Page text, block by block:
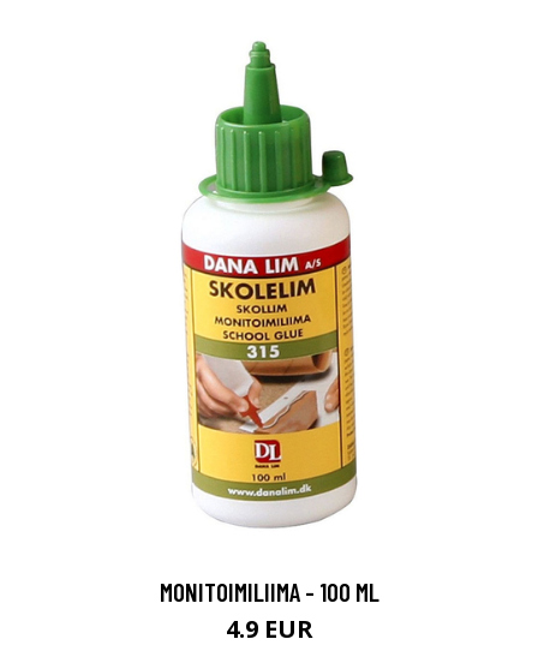
MONITOIMILIIMA - 100 ML
4.9 EUR